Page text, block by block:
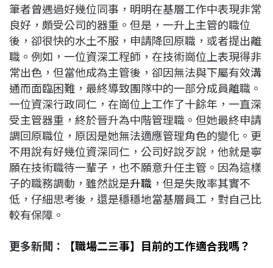
筆者曾遇過好幾位同事，明明在基層工作中表現非常
良好，頗受公司的器重。但是，一升上主管的職位
後，卻很快的水土不服，申請降回原職，或者提出離
職。例如，一位資深工程師，在技術崗位上表現得非
常出色，但當他成為主管後，卻因無法與下屬有效溝
通而面臨困難，最終導致團隊中的一部分成員離職。
一位資深行政同仁，在崗位上工作了十餘年，一直深
受主管器重，終於晉升為中階管理職。但她最終申請
調回原職位，原因是她無法適應管理角色的變化。更
不用說有好幾位資深同仁，公司好說歹說，他就是寧
願在技術職待一輩子，也不願意升任主管。因為這樣
子的職務調動，雖然說是升職 ，但是失敗率其實不
低，仔細思考後，還是穩穩地當基層員工，對自己比
較有保障。
更多新聞：
【職場二三事】目前的工作適合我嗎？